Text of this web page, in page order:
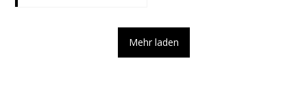
Mehr laden